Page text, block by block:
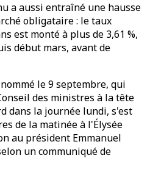
a aussi entraîné une hausse
obligataire : le taux
est monté à plus de 3,61 %,
début mars, avant de
le 9 septembre, qui
des ministres à la tête
dans la journée lundi, s'est
de la matinée à l'Élysée
au président Emmanuel
un communiqué de